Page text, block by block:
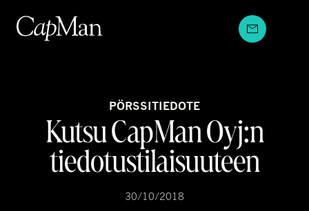
sisältöön
PÖRSSITIEDOTE
Kutsu CapMan Oyj:n
tiedotustilaisuuteen
30/10/2018